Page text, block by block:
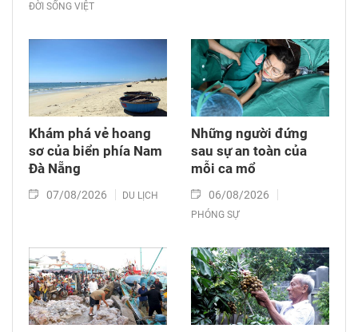
ĐỜI SỐNG VIỆT
Khám phá vẻ hoang
sơ của biển phía Nam
Đà Nẵng
07/08/2026 DU LỊCH
Những người đứng
sau sự an toàn của
mỗi ca mổ
06/08/2026
PHÓNG SỰ